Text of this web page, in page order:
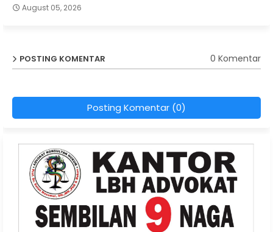
August 05, 2026
POSTING KOMENTAR 0 Komentar
Posting Komentar (0)